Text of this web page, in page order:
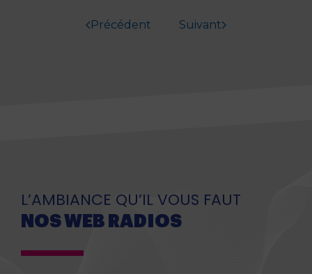
Précédent Suivant
L’AMBIANCE QU’IL VOUS FAUT
NOS WEB RADIOS